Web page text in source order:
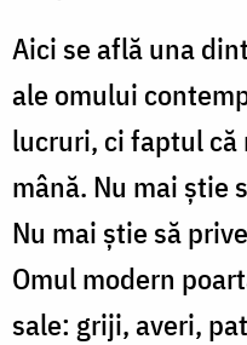
Aici se află una
ale omului
lucruri, ci faptul că
mână. Nu mai știe
Nu mai știe să
Omul modern
sale: griji, averi,